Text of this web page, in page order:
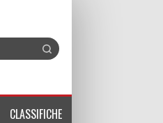
CLASSIFICHE